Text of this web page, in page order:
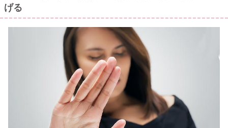
げる